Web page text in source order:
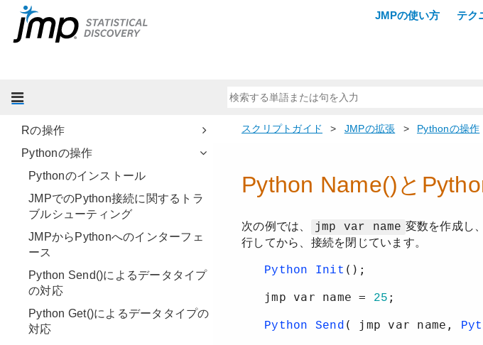
JSLでのソケットの使用
データベースアクセス
MATLABの操作
Rの操作
Pythonの操作
Pythonのインストール
JMPでのPython接続に関するトラ
ブルシューティング
JMPからPythonへのインターフェ
ース
Python Send()によるデータタイプ
の対応
Python Get()によるデータタイプの
対応